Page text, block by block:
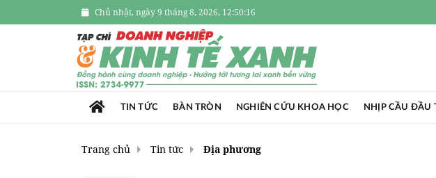
Chủ nhật, ngày 9 tháng 8, 2026, 12:50:17
TIN TỨC BÀN TRÒN NGHIÊN CỨU KHOA HỌC NHỊP CẦU ĐẦU
Trang chủ Tin tức Địa phương